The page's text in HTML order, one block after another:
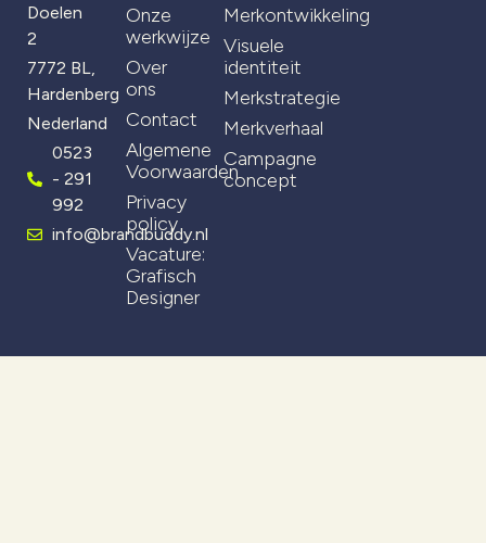
Doelen
2
7772 BL,
Hardenberg
Nederland
0523
- 291
992
info@brandbuddy.nl
Onze
werkwijze
Over
ons
Contact
Algemene
Voorwaarden
Privacy
policy
Vacature:
Grafisch
Designer
Merkontwikkeling
Visuele
identiteit
Merkstrategie
Merkverhaal
Campagne
concept